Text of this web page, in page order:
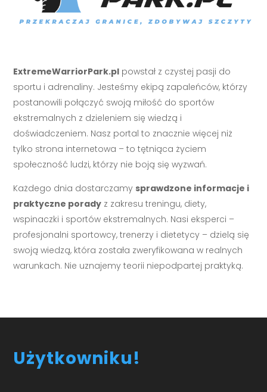
ExtremeWarriorPark.pl powstał z czystej pasji do
sportu i adrenaliny. Jesteśmy ekipą zapaleńców, którzy
postanowili połączyć swoją miłość do sportów
ekstremalnych z dzieleniem się wiedzą i
doświadczeniem. Nasz portal to znacznie więcej niż
tylko strona internetowa – to tętniąca życiem
społeczność ludzi, którzy nie boją się wyzwań.
Każdego dnia dostarczamy sprawdzone informacje i
praktyczne porady z zakresu treningu, diety,
wspinaczki i sportów ekstremalnych. Nasi eksperci –
profesjonalni sportowcy, trenerzy i dietetycy – dzielą się
swoją wiedzą, która została zweryfikowana w realnych
warunkach. Nie uznajemy teorii niepodpartej praktyką.
Użytkowniku!